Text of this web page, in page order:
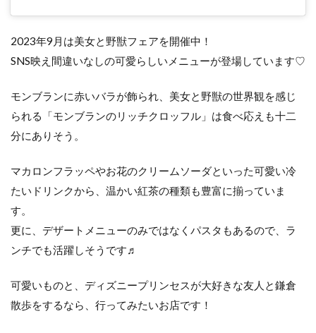
2023年9月は美女と野獣フェアを開催中！
SNS映え間違いなしの可愛らしいメニューが登場しています♡
モンブランに赤いバラが飾られ、美女と野獣の世界観を感じ
られる「モンブランのリッチクロッフル」は食べ応えも十二
分にありそう。
マカロンフラッペやお花のクリームソーダといった可愛い冷
たいドリンクから、温かい紅茶の種類も豊富に揃っていま
す。
更に、デザートメニューのみではなくパスタもあるので、ラ
ンチでも活躍しそうです♬
可愛いものと、ディズニープリンセスが大好きな友人と鎌倉
散歩をするなら、行ってみたいお店です！